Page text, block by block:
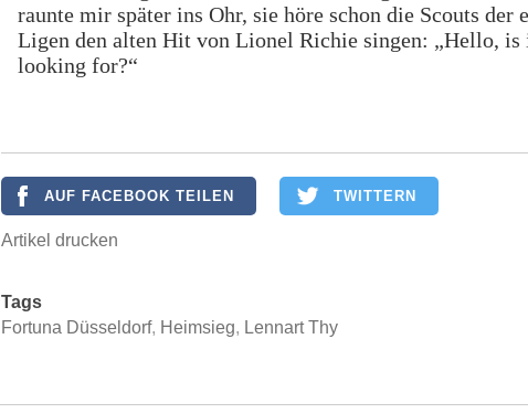
raunte mir später ins Ohr, sie höre schon die Scouts der
Ligen den alten Hit von Lionel Richie singen: „Hello, is
looking for?“
AUF FACEBOOK TEILEN TWITTERN
Artikel drucken
Tags
Fortuna Düsseldorf, Heimsieg, Lennart Thy